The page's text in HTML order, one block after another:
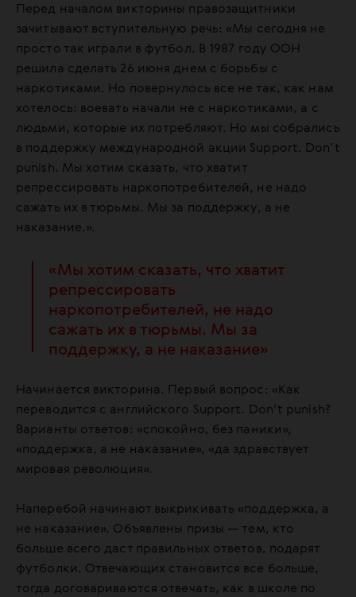
Перед началом викторины правозащитники
зачитывают вступительную речь: «Мы сегодня не
просто так играли в футбол. В 1987 году ООН
решила сделать 26 июня днем с борьбы с
наркотиками. Но повернулось все не так, как нам
хотелось: воевать начали не с наркотиками, а с
людьми, которые их потребляют. Но мы собрались
в поддержку международной акции Support. Don’t
punish. Мы хотим сказать, что хватит
репрессировать наркопотребителей, не надо
сажать их в тюрьмы. Мы за поддержку, а не
наказание.».
«Мы хотим сказать, что хватит
репрессировать
наркопотребителей, не надо
сажать их в тюрьмы. Мы за
поддержку, а не наказание»
Начинается викторина. Первый вопрос: «Как
переводится с английского Support. Don’t punish?
Варианты ответов: «спокойно, без паники»,
«поддержка, а не наказание», «да здравствует
мировая революция».
Наперебой начинают выкрикивать «поддержка, а
не наказание». Объявлены призы — тем, кто
больше всего даст правильных ответов, подарят
футболки. Отвечающих становится все больше,
тогда договариваются отвечать, как в школе по